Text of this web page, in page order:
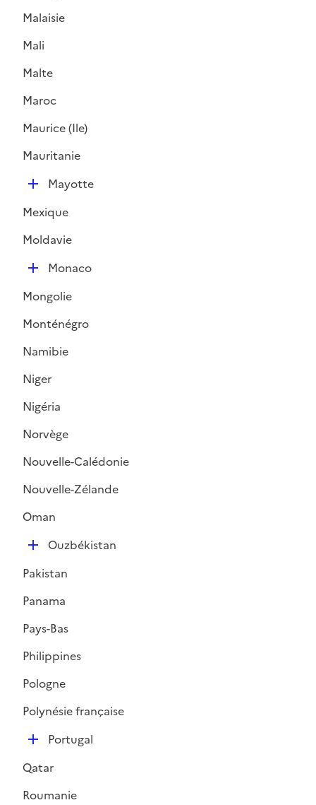
e
Malaisie
Mali
Malte
Maroc
Maurice (Ile)
Mauritanie
D
p
l
Mayotte
Mexique
Moldavie
D
p
l
e
Monaco
Mongolie
Monténégro
Namibie
Niger
Nigéria
Norvège
Nouvelle-Calédonie
Nouvelle-Zélande
Oman
D
p
e
Ouzbékistan
Pakistan
Panama
Pays-Bas
Philippines
Pologne
Polynésie française
D
p
l
Portugal
Qatar
Roumanie